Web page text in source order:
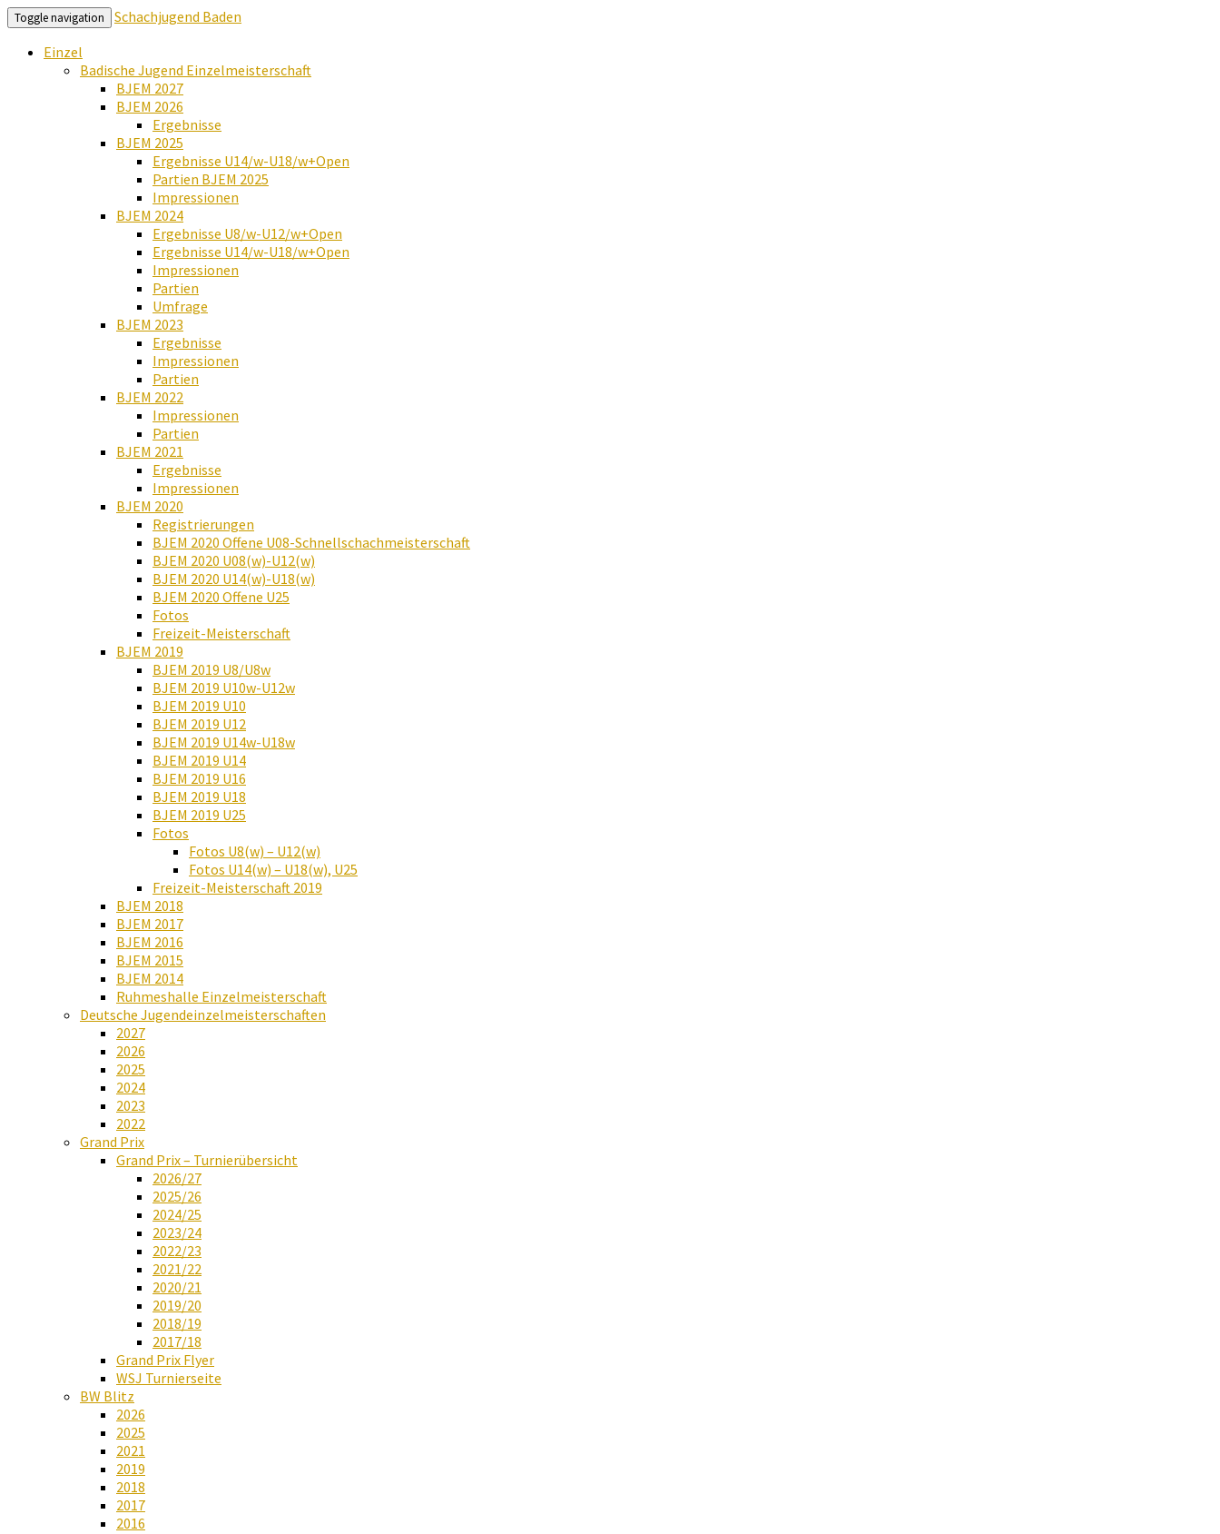
Toggle navigation
Schachjugend Baden
Einzel
Badische Jugend Einzelmeisterschaft
BJEM 2027
BJEM 2026
Ergebnisse
BJEM 2025
Ergebnisse U14/w-U18/w+Open
Partien BJEM 2025
Impressionen
BJEM 2024
Ergebnisse U8/w-U12/w+Open
Ergebnisse U14/w-U18/w+Open
Impressionen
Partien
Umfrage
BJEM 2023
Ergebnisse
Impressionen
Partien
BJEM 2022
Impressionen
Partien
BJEM 2021
Ergebnisse
Impressionen
BJEM 2020
Registrierungen
BJEM 2020 Offene U08-Schnellschachmeisterschaft
BJEM 2020 U08(w)-U12(w)
BJEM 2020 U14(w)-U18(w)
BJEM 2020 Offene U25
Fotos
Freizeit-Meisterschaft
BJEM 2019
BJEM 2019 U8/U8w
BJEM 2019 U10w-U12w
BJEM 2019 U10
BJEM 2019 U12
BJEM 2019 U14w-U18w
BJEM 2019 U14
BJEM 2019 U16
BJEM 2019 U18
BJEM 2019 U25
Fotos
Fotos U8(w) – U12(w)
Fotos U14(w) – U18(w), U25
Freizeit-Meisterschaft 2019
BJEM 2018
BJEM 2017
BJEM 2016
BJEM 2015
BJEM 2014
Ruhmeshalle Einzelmeisterschaft
Deutsche Jugendeinzelmeisterschaften
2027
2026
2025
2024
2023
2022
Grand Prix
Grand Prix – Turnierübersicht
2026/27
2025/26
2024/25
2023/24
2022/23
2021/22
2020/21
2019/20
2018/19
2017/18
Grand Prix Flyer
WSJ Turnierseite
BW Blitz
2026
2025
2021
2019
2018
2017
2016